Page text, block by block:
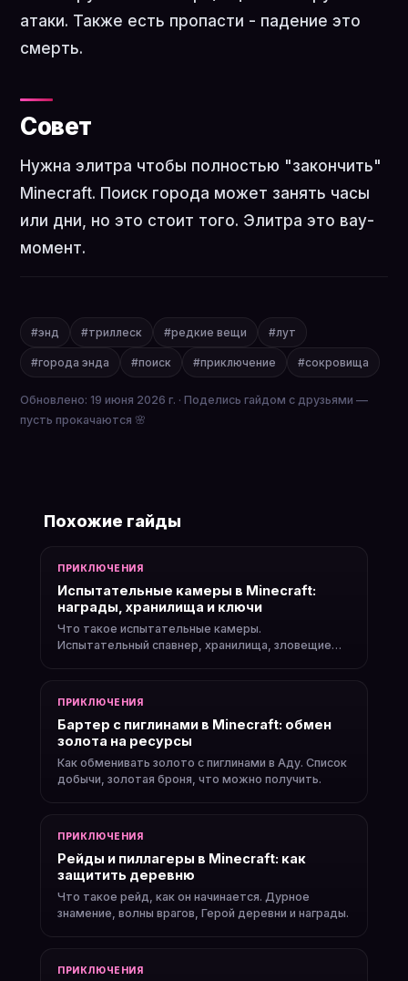
атаки. Также есть пропасти - падение это
смерть.
Совет
Нужна элитра чтобы полностью "закончить"
Minecraft. Поиск города может занять часы
или дни, но это стоит того. Элитра это вау-
момент.
#энд #триллеск #редкие вещи #лут
#города энда #поиск #приключение #сокровища
Обновлено: 19 июня 2026 г. · Поделись гайдом с друзьями —
пусть прокачаются 🌸
Похожие гайды
ПРИКЛЮЧЕНИЯ
Испытательные камеры в Minecraft:
награды, хранилища и ключи
Что такое испытательные камеры.
Испытательный спавнер, хранилища, зловещие
ПРИКЛЮЧЕНИЯ
Бартер с пиглинами в Minecraft: обмен
золота на ресурсы
Как обменивать золото с пиглинами в Аду. Список
добычи, золотая броня, что можно получить.
ПРИКЛЮЧЕНИЯ
Рейды и пиллагеры в Minecraft: как
защитить деревню
Что такое рейд, как он начинается. Дурное
знамение, волны врагов, Герой деревни и награды.
ПРИКЛЮЧЕНИЯ